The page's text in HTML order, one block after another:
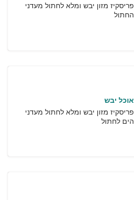
פריסקיז מזון יבש ומלא לחתול מעדני
החתול
אוכל יבש
פריסקיז מזון יבש ומלא לחתול מעדני
הים לחתול